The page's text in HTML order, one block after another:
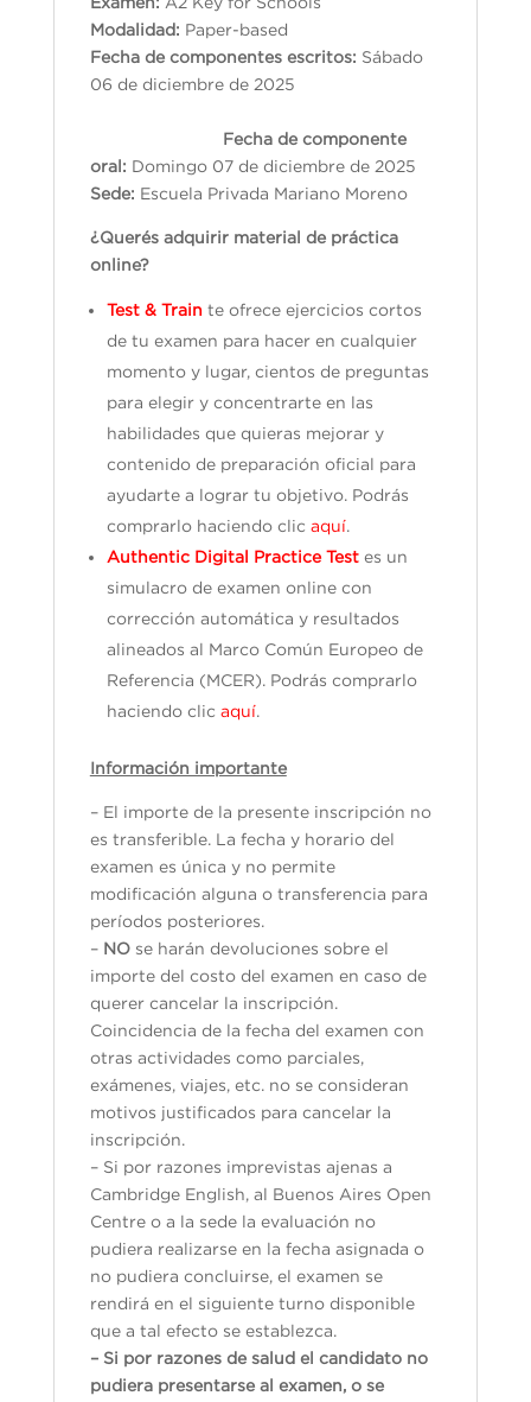
Modalidad: Paper-based
Fecha de componentes escritos: Sábado
06 de diciembre de 2025
Fecha de componente
oral: Domingo 07 de diciembre de 2025
Sede: Escuela Privada Mariano Moreno
¿Querés adquirir material de práctica
online?
Test & Train te ofrece ejercicios cortos
de tu examen para hacer en cualquier
momento y lugar, cientos de preguntas
para elegir y concentrarte en las
habilidades que quieras mejorar y
contenido de preparación oficial para
ayudarte a lograr tu objetivo. Podrás
comprarlo haciendo clic aquí.
Authentic Digital Practice Test es un
simulacro de examen online con
corrección automática y resultados
alineados al Marco Común Europeo de
Referencia (MCER). Podrás comprarlo
haciendo clic aquí.
Información importante
– El importe de la presente inscripción no
es transferible. La fecha y horario del
examen es única y no permite
modificación alguna o transferencia para
períodos posteriores.
– NOse harán devoluciones sobre el
importe del costo del examen en caso de
querer cancelar la inscripción.
Coincidencia de la fecha del examen con
otras actividades como parciales,
exámenes, viajes, etc. no se consideran
motivos justificados para cancelar la
inscripción.
– Si por razones imprevistas ajenas a
Cambridge English, al Buenos Aires Open
Centre o a la sede la evaluación no
pudiera realizarse en la fecha asignada o
no pudiera concluirse, el examen se
rendirá en el siguiente turno disponible
que a tal efecto se establezca.
– Si por razones de salud el candidato no
pudiera presentarse al examen, o se